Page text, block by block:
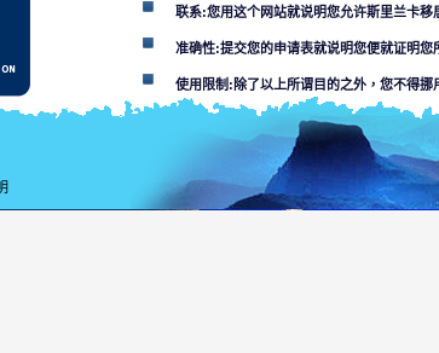
联系:您用这个网站就说明您允许斯里兰卡移
准确性:提交您的申请表就说明您便就证明您
使用限制:除了以上所谓目的之外，您不得挪
用这个网站您便就接受
斯里兰卡移居与移民部不负责对出现本网上
某个部门或其代理对网站所在或通过连到网